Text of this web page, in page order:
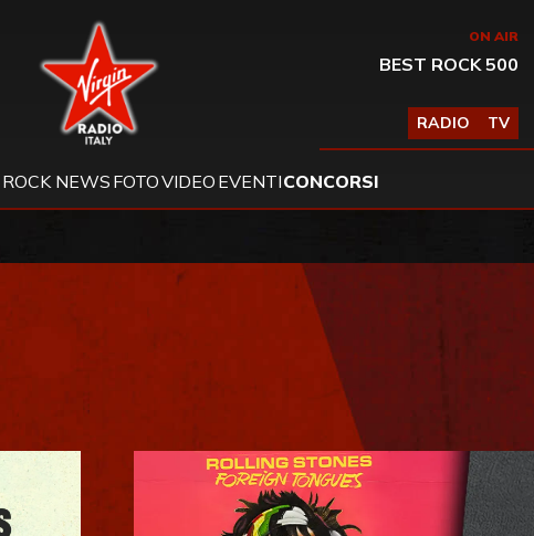
Virgin Radio ON AIR
BEST ROCK 500
RADIO TV
ROCK NEWS FOTOVIDEO EVENTICONCORSI